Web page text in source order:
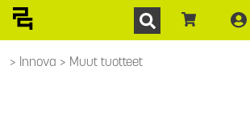
Innova Muut tuotteet